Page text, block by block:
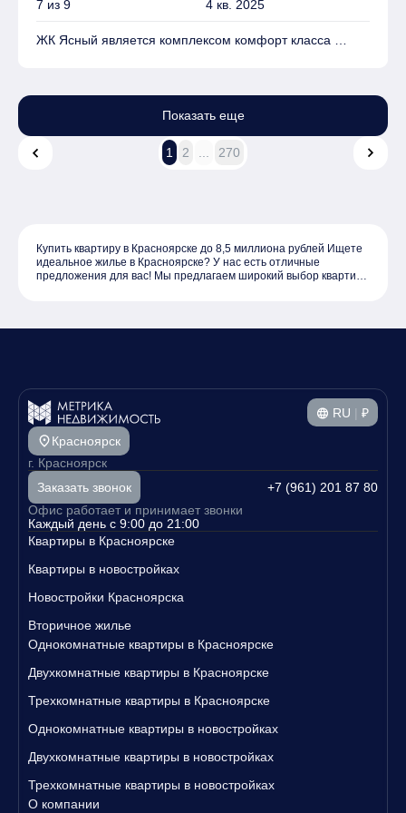
7 из 9
4 кв. 2025
ЖК Ясный является комплексом комфорт класса
сад, Детские площадки, Спортивные площадки, Места
Имеется Гостевая парковка
Показать еще
1 2 270
Купить квартиру в Красноярске до 8,5 миллиона рублей Ищете
идеальное жилье в Красноярске? У нас есть отличные
предложения для вас! Мы предлагаем широкий выбор квартир
выбрать оптимальный вариант как по цене, так и по
разумных сумм, что делает ваш выбор еще более
привлекательным. Не упустите шанс купить квартиру до 8,5 млн
рублей и стать владельцем своего уютного уголка в
Красноярске. Свяжитесь с нами уже сегодня, чтобы узнать
больше о наших предложениях и записаться на просмотр
квартир!
RU | ₽
Красноярск
г. Красноярск
Заказать звонок
+7 (961) 201 87 80
Офис работает и принимает звонки
Каждый день с 9:00 до 21:00
Квартиры в Красноярске
Квартиры в новостройках
Новостройки Красноярска
Вторичное жилье
Однокомнатные квартиры в Красноярске
Двухкомнатные квартиры в Красноярске
Трехкомнатные квартиры в Красноярске
Однокомнатные квартиры в новостройках
Двухкомнатные квартиры в новостройках
Трехкомнатные квартиры в новостройках
О компании